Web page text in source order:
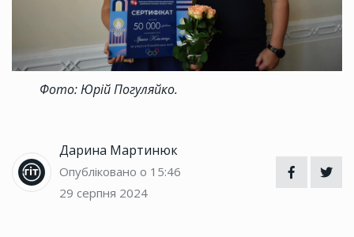
Фото: Юрій Погуляйко.
Дарина Мартинюк
Опубліковано о 15:46
29 серпня 2024